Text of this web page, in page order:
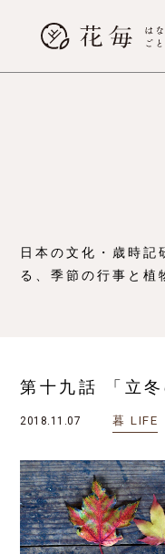
日本の文化・歳時記
る、季節の行事と植
第十九話 「立冬
2018.11.07 暮 LIFE